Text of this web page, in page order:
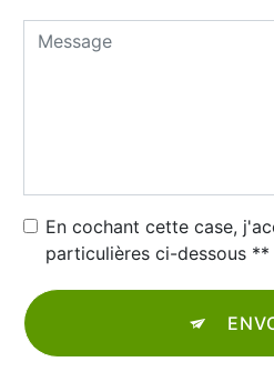
En cochant cette case,
particulières ci-dessous **